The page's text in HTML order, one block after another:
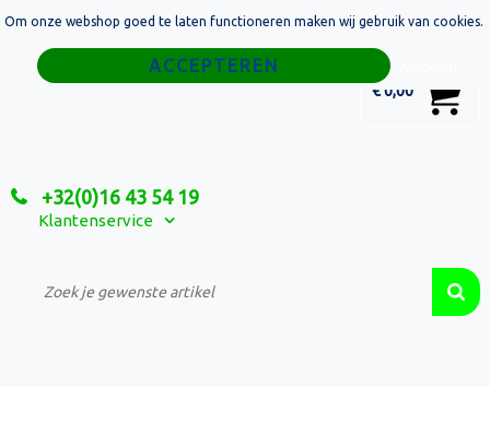
€ 0,00
+32(0)16 43 54 19
Klantenservice
Home
Relatiegeschenken
Custom Made Projecten
Om onze webshop goed te laten functioneren maken wij gebruik van cookies.